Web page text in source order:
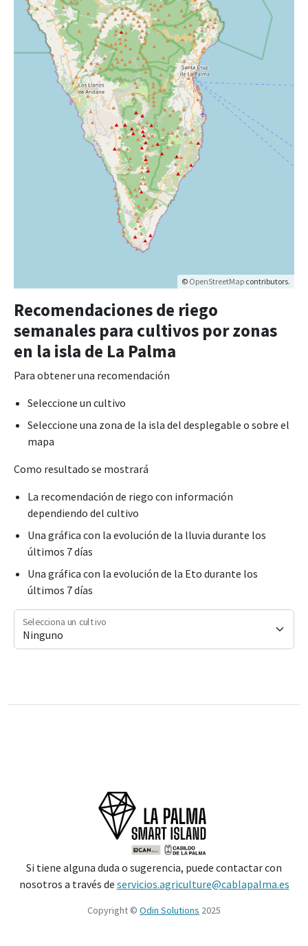
© OpenStreetMap contributors.
Recomendaciones de riego
semanales para cultivos por zonas
en la isla de La Palma
Para obtener una recomendación
Seleccione un cultivo
Seleccione una zona de la isla del desplegable o sobre el
mapa
Como resultado se mostrará
La recomendación de riego con información
dependiendo del cultivo
Una gráfica con la evolución de la lluvia durante los
últimos 7 días
Una gráfica con la evolución de la Eto durante los
últimos 7 días
Selecciona un cultivo
Si tiene alguna duda o sugerencia, puede contactar con
nosotros a través de servicios.agriculture@cablapalma.es
Copyright © Odin Solutions 2025